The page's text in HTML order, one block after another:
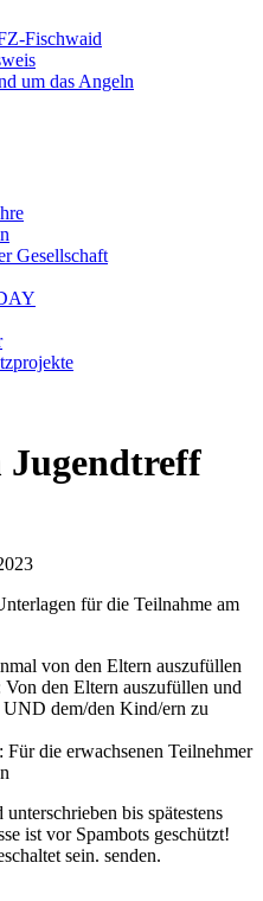
Fischwaid
um das Angeln
Gesellschaft
Jugendtreff
für die Teilnahme am
von den Eltern auszufüllen
Von den Eltern auszufüllen und
dem/den Kind/ern zu
: Für die erwachsenen Teilnehmer
bis spätestens
ist vor Spambots geschützt!
sein. senden.